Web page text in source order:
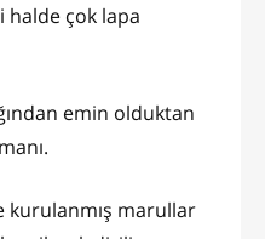
halde çok lapa
emin olduktan
kurulanmış marullar